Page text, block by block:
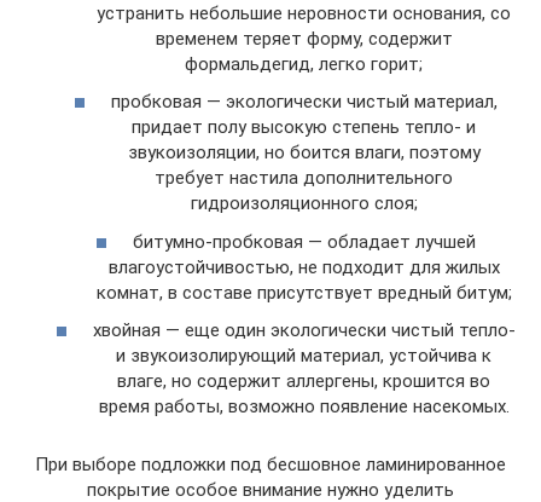
устранить небольшие неровности основания, со
временем теряет форму, содержит
формальдегид, легко горит;
пробковая — экологически чистый материал,
придает полу высокую степень тепло- и
звукоизоляции, но боится влаги, поэтому
требует настила дополнительного
гидроизоляционного слоя;
битумно-пробковая — обладает лучшей
влагоустойчивостью, не подходит для жилых
комнат, в составе присутствует вредный битум;
хвойная — еще один экологически чистый тепло-
и звукоизолирующий материал, устойчива к
влаге, но содержит аллергены, крошится во
время работы, возможно появление насекомых.
При выборе подложки под бесшовное ламинированное
покрытие особое внимание нужно уделить